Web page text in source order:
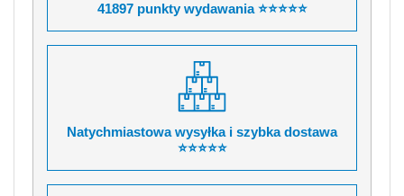
41897 punkty wydawania ⭐⭐⭐⭐⭐
Natychmiastowa wysyłka i szybka dostawa
⭐⭐⭐⭐⭐